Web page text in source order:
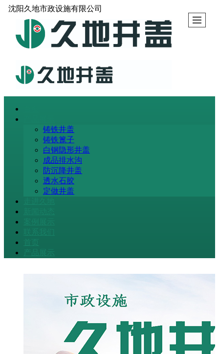
沈阳久地市政设施有限公司
铸铁井盖
铸铁篦子
白钢隐形井盖
成品排水沟
防沉降井盖
透水石胶
定做井盖
首页
产品展示